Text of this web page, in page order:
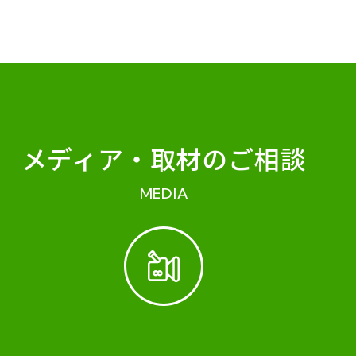
メディア・ 取材のご相談
MEDIA